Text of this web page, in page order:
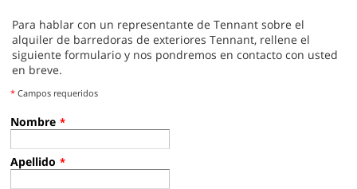
Para hablar con un representante de Tennant sobre el
alquiler de barredoras de exteriores Tennant, rellene el
siguiente formulario y nos pondremos en contacto con usted
en breve.
* Campos requeridos
Nombre *
Apellido *